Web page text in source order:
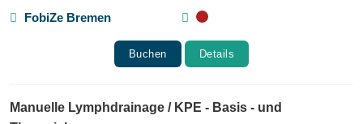
FobiZe Bremen
Buchen Details
Manuelle Lymphdrainage / KPE - Basis - und